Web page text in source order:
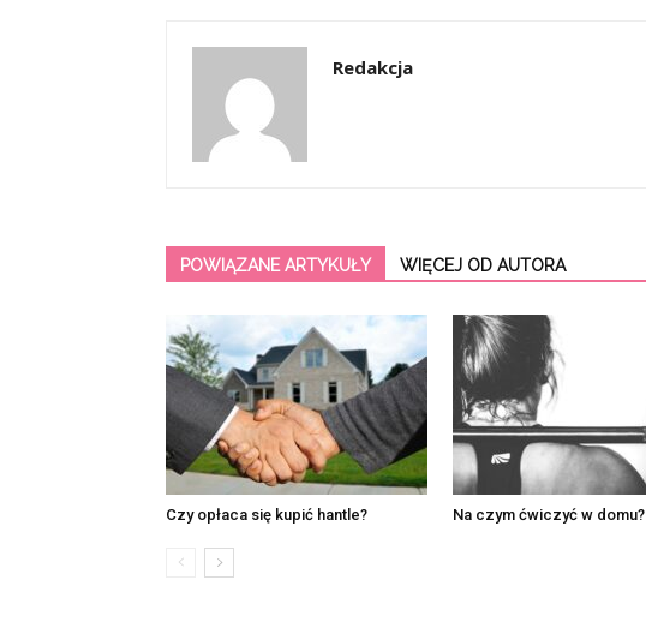
Redakcja
POWIĄZANE ARTYKUŁY WIĘCEJ OD AUTORA
Czy opłaca się kupić hantle? Na czym ćwiczyć w domu?